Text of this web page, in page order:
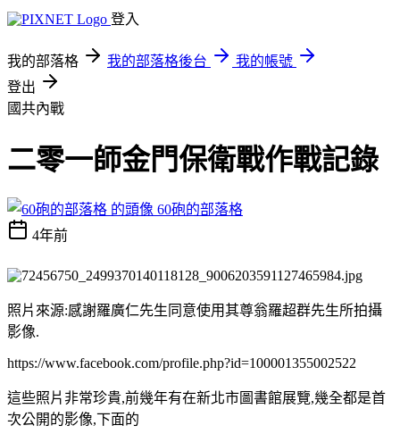
登入
我的部落格 我的部落格後台
我的帳號
登出
國共內戰
二零一師金門保衛戰作戰記錄
60砲的部落格
4年前
照片來源:感謝羅廣仁先生同意使用其尊翁羅超群先生所拍攝
影像.
https://www.facebook.com/profile.php?id=100001355002522
這些照片非常珍貴,前幾年有在新北市圖書館展覽,幾全都是首
次公開的影像,下面的